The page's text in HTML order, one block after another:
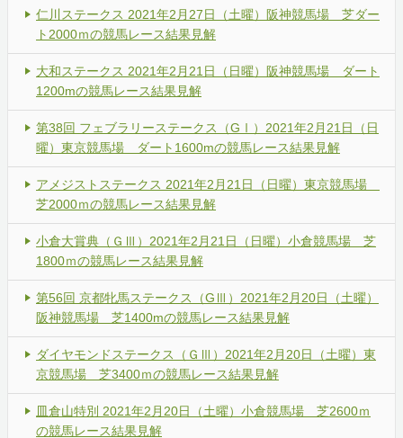
仁川ステークス 2021年2月27日（土曜）阪神競馬場 芝ダー
ト2000ｍの競馬レース結果見解
大和ステークス 2021年2月21日（日曜）阪神競馬場 ダート
1200mの競馬レース結果見解
第38回 フェブラリーステークス（GⅠ）2021年2月21日（日
曜）東京競馬場 ダート1600mの競馬レース結果見解
アメジストステークス 2021年2月21日（日曜）東京競馬場
芝2000ｍの競馬レース結果見解
小倉大賞典（ＧⅢ）2021年2月21日（日曜）小倉競馬場 芝
1800ｍの競馬レース結果見解
第56回 京都牝馬ステークス（GⅢ）2021年2月20日（土曜）
阪神競馬場 芝1400mの競馬レース結果見解
ダイヤモンドステークス（ＧⅢ）2021年2月20日（土曜）東
京競馬場 芝3400ｍの競馬レース結果見解
皿倉山特別 2021年2月20日（土曜）小倉競馬場 芝2600ｍ
の競馬レース結果見解